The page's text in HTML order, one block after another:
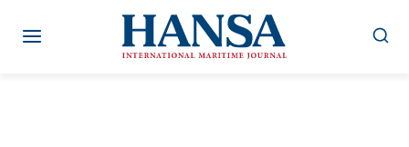
Inhalt